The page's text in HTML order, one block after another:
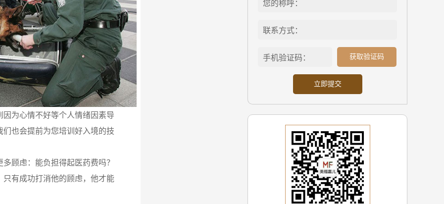
为心情不好等个人情绪因素导
也会提前为您培训好入境的技
顾虑：能负担得起医药费吗？
有成功打消他的顾虑，他才能
获取验证码